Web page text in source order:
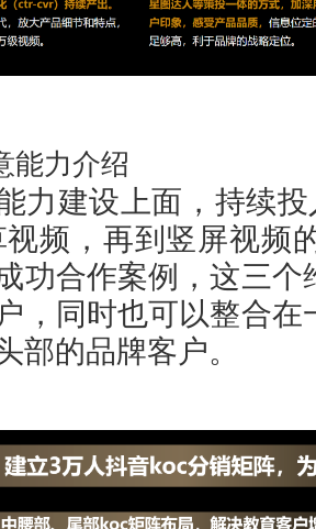
能力介绍
力建设上面，持续
频，再到竖屏视频
功合作案例，这三
，同时也可以整合
部的品牌客户。